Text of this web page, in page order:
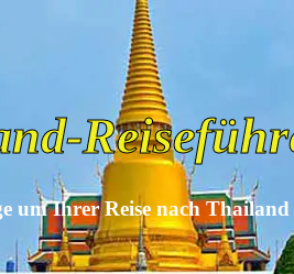
um Ihrer Reise nach Thailand